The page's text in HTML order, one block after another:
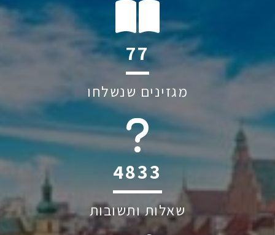
121
מגזינים שנשלחו
6045
שאלות ותשובות